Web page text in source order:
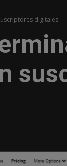
digitales